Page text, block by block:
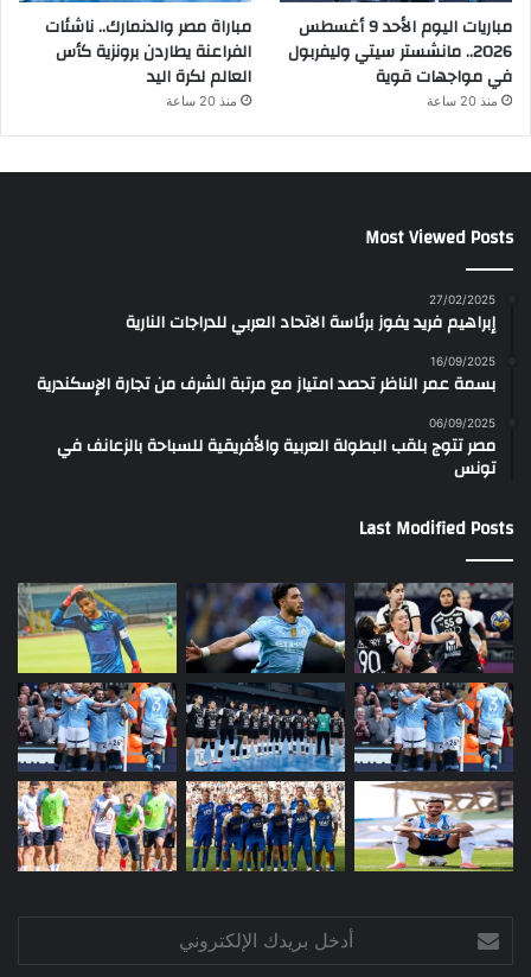
مباريات اليوم الأحد 9 أغسطس
2026.. مانشستر سيتي وليفربول
في مواجهات قوية
منذ 20 ساعة
مباراة مصر والدنمارك.. ناشئات
الفراعنة يطاردن برونزية كأس
العالم لكرة اليد
منذ 20 ساعة
Most Viewed Posts
27/02/2025
إبراهيم فريد يفوز برئاسة الاتحاد العربي للدراجات النارية
16/09/2025
بسمة عمر الناظر تحصد امتياز مع مرتبة الشرف من تجارة الإسكندرية
06/09/2025
مصر تتوج بلقب البطولة العربية والأفريقية للسباحة بالزعانف في
تونس
Last Modified Posts
بريدك